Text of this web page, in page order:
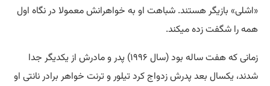
«اشلی» بازیگر هستند. شباهت او به خواهرانش معمولا در نگاه اول
همه را شگفت زده میکند.
زمانی که هفت ساله بود (سال ۱۹۹۶) پدر و مادرش از یکدیگر جدا
شدند، یکسال بعد پدرش زدواج کرد تیلور و ترنت خواهر برادر نانتی او